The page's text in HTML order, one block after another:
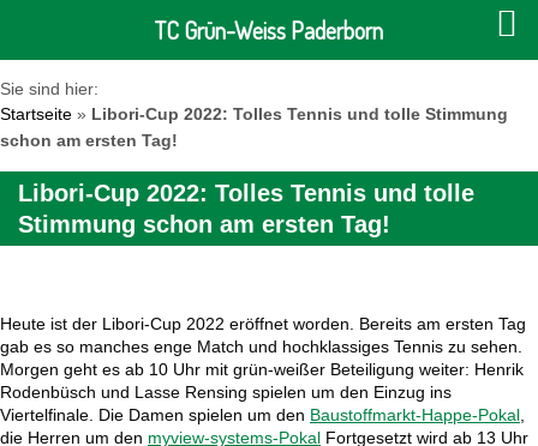
Sie sind hier:
Startseite » Libori-Cup 2022: Tolles Tennis und tolle Stimmung
schon am ersten Tag!
Libori-Cup 2022: Tolles Tennis und tolle
Stimmung schon am ersten Tag!
Heute ist der Libori-Cup 2022 eröffnet worden. Bereits am ersten Tag
gab es so manches enge Match und hochklassiges Tennis zu sehen.
Morgen geht es ab 10 Uhr mit grün-weißer Beteiligung weiter: Henrik
Rodenbüsch und Lasse Rensing spielen um den Einzug ins
Viertelfinale. Die Damen spielen um den Baustoffmarkt-Happe-Pokal
die Herren um den myview-systems-Pokal Fortgesetzt wird ab 13 Uhr
TC Grün-Weiss Paderborn